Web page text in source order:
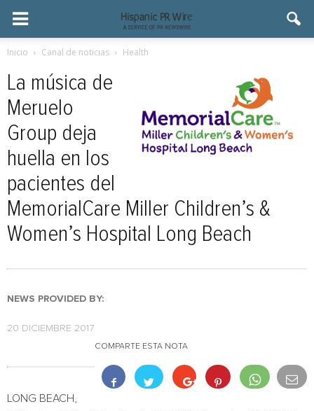
Inicio Canal de noticias Health
La música de
Meruelo
Group deja
huella en los
pacientes del
MemorialCare Miller Children’s &
Women’s Hospital Long Beach
NEWS PROVIDED BY:
20 DICIEMBRE 2017
COMPARTE ESTA NOTA
LONG BEACH,